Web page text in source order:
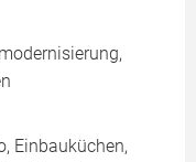
Einbauküchen,